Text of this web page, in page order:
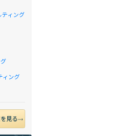
ィング
ィング
見る